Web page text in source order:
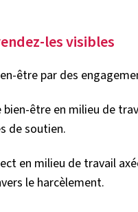
les visibles
être par des
être en milieu de
de soutien.
en milieu de travail
le harcèlement.